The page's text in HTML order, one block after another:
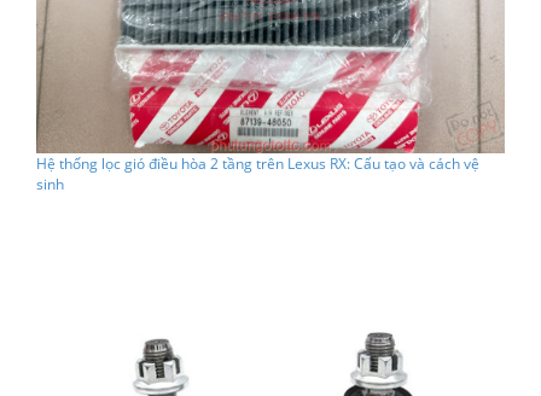
Hệ thống lọc gió điều hòa 2 tầng trên Lexus RX: Cấu tạo và cách vệ
sinh